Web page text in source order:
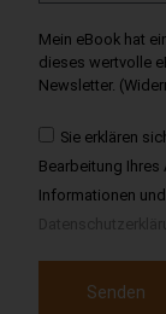
Mein eBook hat
dieses wertvolle
Newsletter.
Sie erklären
Bearbeitung Ihres
Informationen
Senden